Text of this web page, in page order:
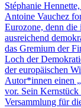
Stéphanie
Antoine Vauchez
Eurozone, denn
ausreichend
das Gremium der
Loch der
der europäischen
Autor*innen einen
vor. Sein Kernstück
Versammlung für